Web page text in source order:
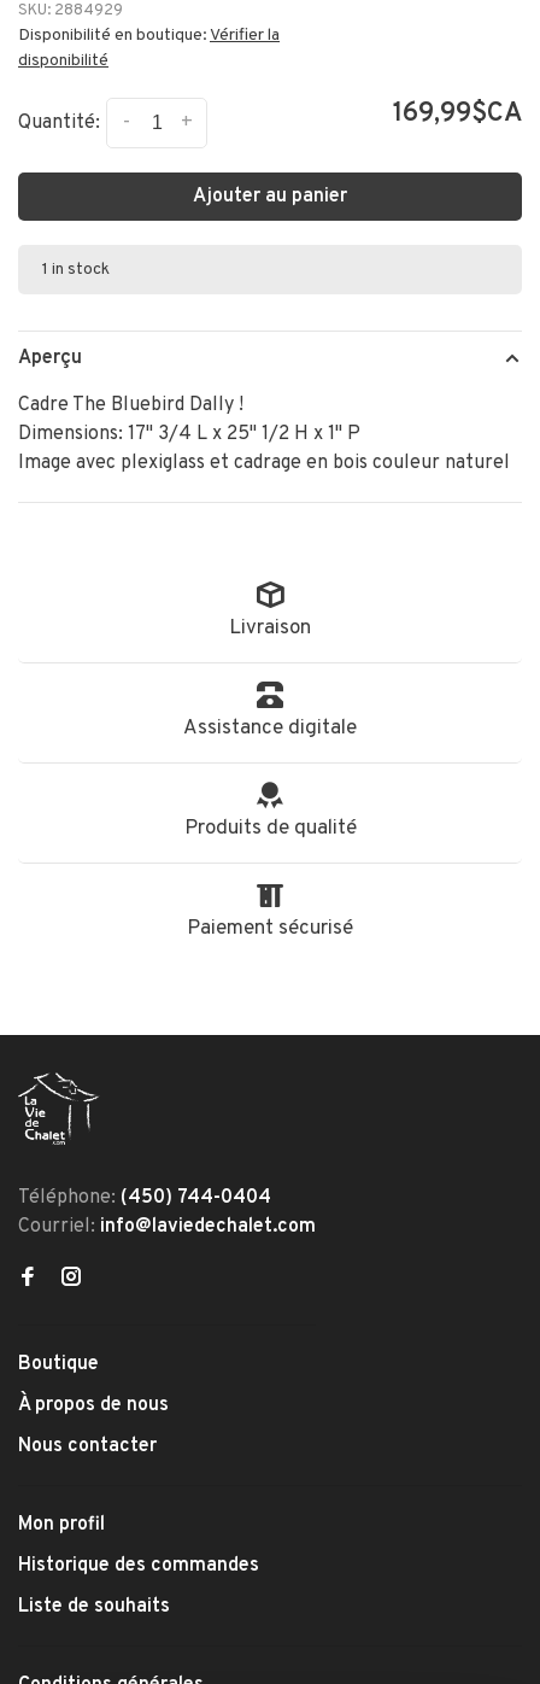
SKU: 2884929
Disponibilité en boutique:Vérifier la
disponibilité
Quantité: +
- 169,99$CA
Ajouter au panier
1 in stock
Aperçu
Cadre The Bluebird Dally !
Dimensions: 17" 3/4 L x 25" 1/2 H x 1" P
Image avec plexiglass et cadrage en bois couleur naturel
Livraison
Assistance digitale
Produits de qualité
Paiement sécurisé
Téléphone: (450) 744-0404
Courriel: info@laviedechalet.com
Boutique
À propos de nous
Nous contacter
Mon profil
Historique des commandes
Liste de souhaits